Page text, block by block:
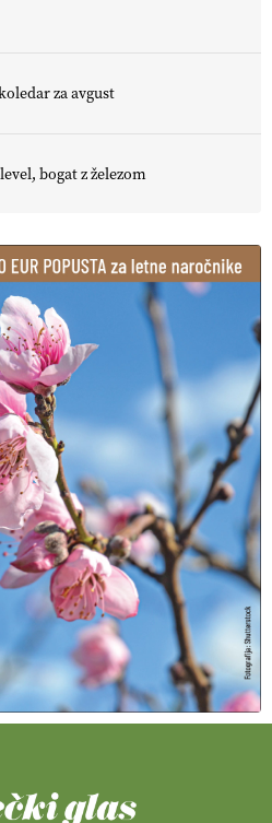
za avgust
bogat z železom